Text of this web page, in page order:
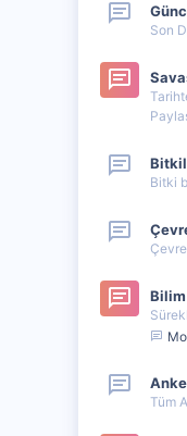
Son
Bitki
Tüm